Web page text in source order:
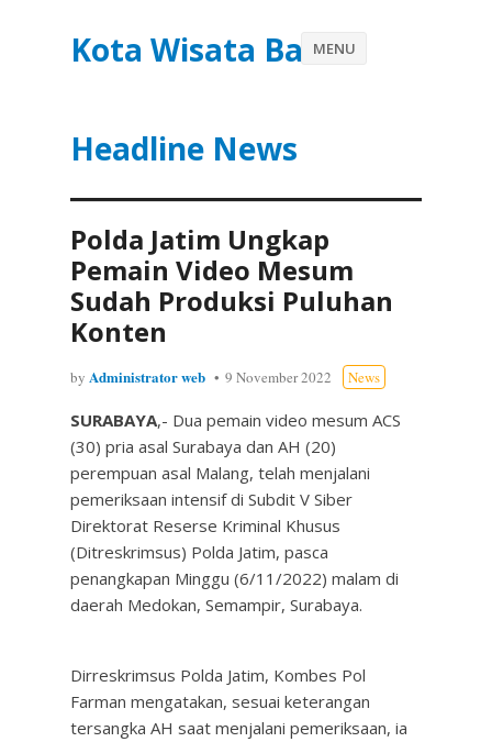
Kota Wisata Batu
Headline News
MENU
Polda Jatim Ungkap
Pemain Video Mesum
Sudah Produksi Puluhan
Konten
by Administrator web 9 November 2022 News
SURABAYA,- Dua pemain video mesum ACS
(30) pria asal Surabaya dan AH (20)
perempuan asal Malang, telah menjalani
pemeriksaan intensif di Subdit V Siber
Direktorat Reserse Kriminal Khusus
(Ditreskrimsus) Polda Jatim, pasca
penangkapan Minggu (6/11/2022) malam di
daerah Medokan, Semampir, Surabaya.
Dirreskrimsus Polda Jatim, Kombes Pol
Farman mengatakan, sesuai keterangan
tersangka AH saat menjalani pemeriksaan, ia